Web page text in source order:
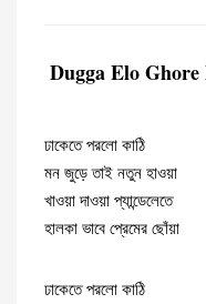
Dugga Elo
ঢাকেতে পরলো কাঠি
মন জুড়ে তাই নতুন হাওয়া
খাওয়া দাওয়া প্যান্ডেলেতে
হালকা ভাবে প্রেমের ছোঁয়া
ঢাকেতে পরলো কাঠি